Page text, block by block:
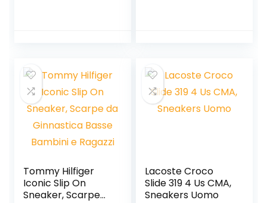
Tommy Hilfiger
Iconic Slip On
Sneaker, Scarpe
Lacoste Croco
Slide 319 4 Us CMA,
Sneakers Uomo